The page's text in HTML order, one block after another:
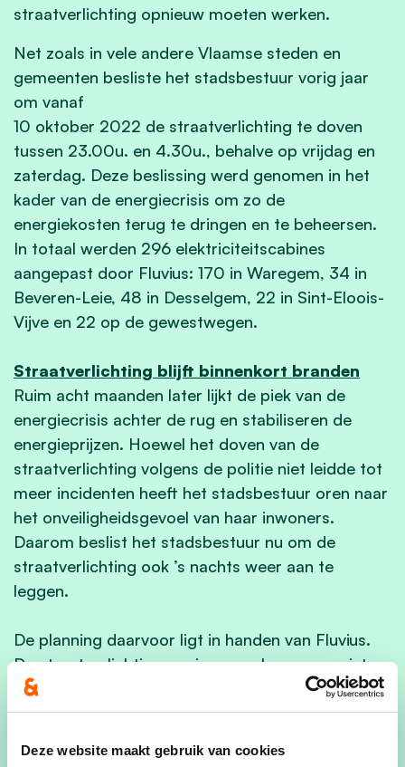
Deze website maakt gebruik van cookies
straatverlichting opnieuw moeten werken.
Net zoals in vele andere Vlaamse steden en
gemeenten besliste het stadsbestuur vorig jaar
om vanaf
10 oktober 2022 de straatverlichting te doven
tussen 23.00u. en 4.30u., behalve op vrijdag en
zaterdag. Deze beslissing werd genomen in het
kader van de energiecrisis om zo de
energiekosten terug te dringen en te beheersen.
In totaal werden 296 elektriciteitscabines
aangepast door Fluvius: 170 in Waregem, 34 in
Beveren-Leie, 48 in Desselgem, 22 in Sint-Eloois-
Vijve en 22 op de gewestwegen.
Straatverlichting blijft binnenkort branden
Ruim acht maanden later lijkt de piek van de
energiecrisis achter de rug en stabiliseren de
energieprijzen. Hoewel het doven van de
straatverlichting volgens de politie niet leidde tot
meer incidenten heeft het stadsbestuur oren naar
het onveiligheidsgevoel van haar inwoners.
Daarom beslist het stadsbestuur nu om de
straatverlichting ook ’s nachts weer aan te
leggen.
De planning daarvoor ligt in handen van Fluvius.
De straatverlichting opnieuw aanleggen vereist
echter technische aanpassingen en zal gefaseerd
gebeuren. Het stadsbestuur en Fluvius mikken om
opnieuw aan te leggen, tegen midden september